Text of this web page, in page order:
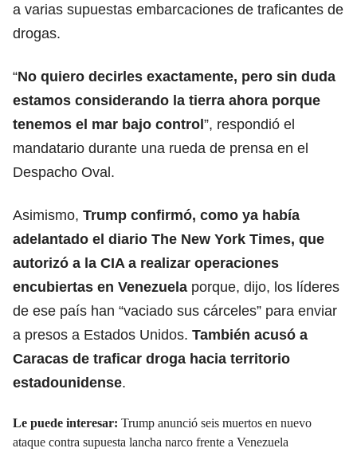
a varias supuestas embarcaciones de traficantes de
drogas.
“No quiero decirles exactamente, pero sin duda
estamos considerando la tierra ahora porque
tenemos el mar bajo control”, respondió el
mandatario durante una rueda de prensa en el
Despacho Oval.
Asimismo, Trump confirmó, como ya había
adelantado el diario The New York Times, que
autorizó a la CIA a realizar operaciones
encubiertas en Venezuela porque, dijo, los líderes
de ese país han “vaciado sus cárceles” para enviar
a presos a Estados Unidos. También acusó a
Caracas de traficar droga hacia territorio
estadounidense.
Le puede interesar: Trump anunció seis muertos en nuevo
ataque contra supuesta lancha narco frente a Venezuela